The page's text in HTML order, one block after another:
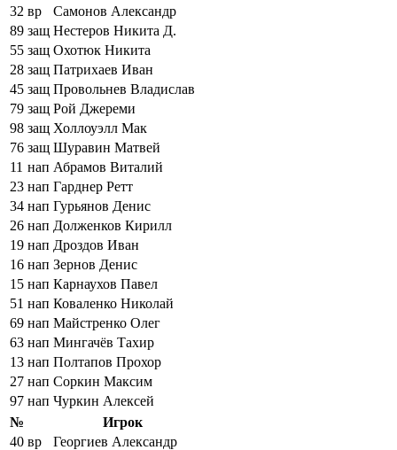
32 вр
Самонов Александр
89 защ Нестеров Никита Д.
55 защ Охотюк Никита
28 защ Патрихаев Иван
45 защ Провольнев Владислав
79 защ Рой Джереми
98 защ Холлоуэлл Мак
76 защ Шуравин Матвей
11 нап Абрамов Виталий
23 нап Гарднер Ретт
34 нап Гурьянов Денис
26 нап Долженков Кирилл
19 нап Дроздов Иван
16 нап Зернов Денис
15 нап Карнаухов Павел
51 нап Коваленко Николай
69 нап Майстренко Олег
63 нап Мингачёв Тахир
13 нап Полтапов Прохор
27 нап Соркин Максим
97 нап Чуркин Алексей
№
Игрок
40 вр
Георгиев Александр